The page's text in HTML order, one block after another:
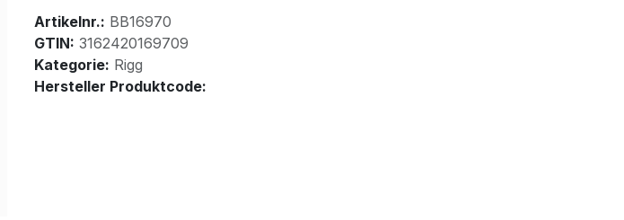
Artikelnr.: BB16970
GTIN: 3162420169709
Kategorie: Rigg
Hersteller Produktcode: